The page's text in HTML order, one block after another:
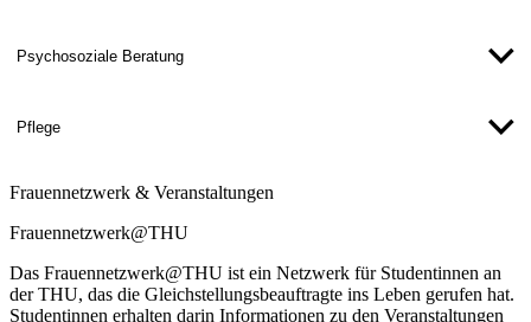
Psychosoziale Beratung
Pflege
Frauennetzwerk & Veranstaltungen
Frauennetzwerk@THU
Das Frauennetzwerk@THU ist ein Netzwerk für Studentinnen an
der THU, das die Gleichstellungsbeauftragte ins Leben gerufen hat.
Studentinnen erhalten darin Informationen zu den Veranstaltungen